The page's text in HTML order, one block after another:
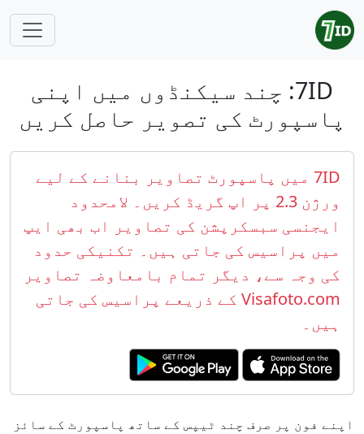
7ID: چند سیکنڈوں میں اپنی
پاسپورٹ کی تصویر حاصل کریں
7ID میں پاسپورٹ تصاویر بنانے کے لیے
ورژن 2.3 پر اپ گریڈ کریں۔ لامحدود
ایجنسی سبسکرپشن کی تصاویر اب بھی ایپ
میں پراسیس کی جاتی ہیں۔ تکنیکی حدود
کی وجہ سے، دیگر تمام بامعاوضہ تصاویر
Visafoto.com کے ذریعے پراسیس کی جاتی
ہیں۔
اپنے فون پر صرف چند ٹیپس کے ساتھ پاسپورٹ کے سائز